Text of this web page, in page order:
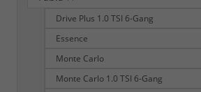
Drive Plus 1.0 TSI 6-Gang
Essence
Monte Carlo
Monte Carlo 1.0 TSI 6-Gang